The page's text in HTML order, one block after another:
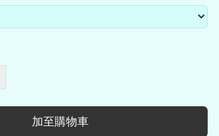
加至購物車